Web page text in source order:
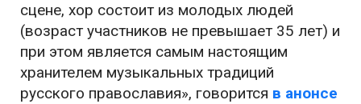
сцене, хор состоит из молодых людей
(возраст участников не превышает 35 лет) и
при этом является самым настоящим
хранителем музыкальных традиций
русского православия», говорится в анонсе